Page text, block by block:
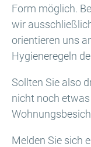
Form möglich.
wir
orientieren uns
Hygieneregeln
Sollten Sie also
nicht noch
Melden Sie sich